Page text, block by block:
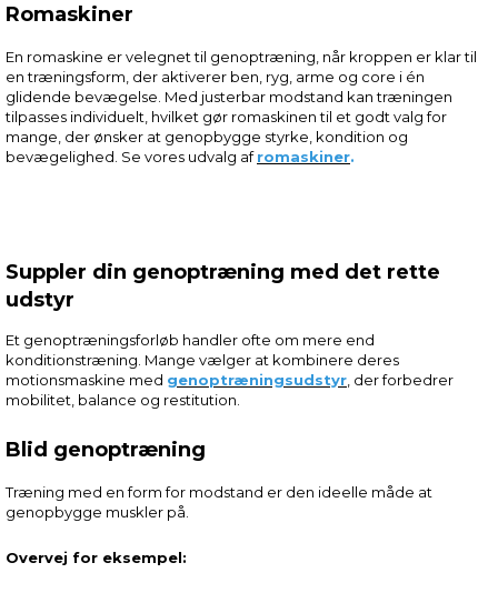
Romaskiner
En romaskine er velegnet til genoptræning, når kroppen er klar til
en træningsform, der aktiverer ben, ryg, arme og core i én
glidende bevægelse. Med justerbar modstand kan træningen
tilpasses individuelt, hvilket gør romaskinen til et godt valg for
mange, der ønsker at genopbygge styrke, kondition og
bevægelighed. Se vores udvalg afromaskiner.
Suppler din genoptræning med det rette
udstyr
Et genoptræningsforløb handler ofte om mere end
konditionstræning. Mange vælger at kombinere deres
motionsmaskine med genoptræningsudstyr, der forbedrer
mobilitet, balance og restitution.
Blid genoptræning
Træning med en form for modstand er den ideelle måde at
genopbygge muskler på.
Overvej for eksempel: